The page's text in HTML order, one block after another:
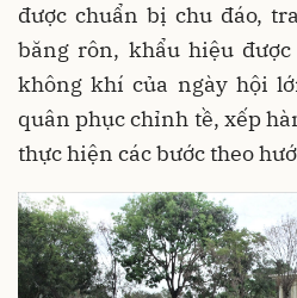
được chuẩn bị chu đáo,
băng rôn, khẩu hiệu
không khí của ngày hội
quân phục chỉnh tề, xếp
thực hiện các bước theo